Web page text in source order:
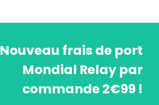
Nouveau frais de port
Mondial Relay par
commande 2€99 !